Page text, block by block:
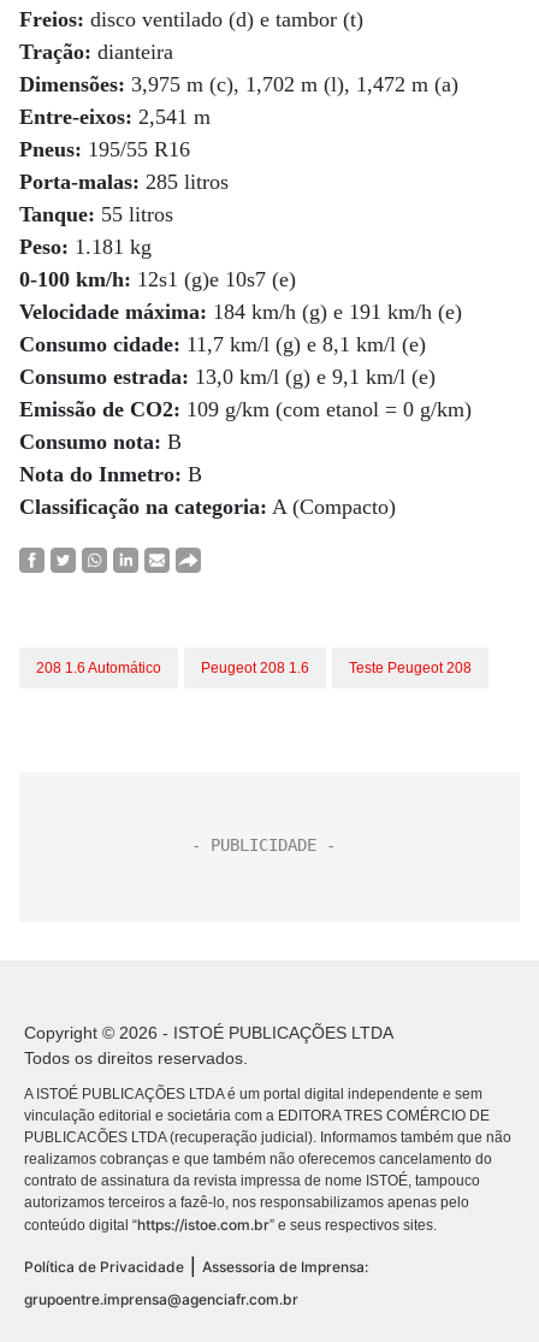
Freios: disco ventilado (d) e tambor (t)
Tração: dianteira
Dimensões: 3,975 m (c), 1,702 m (l), 1,472 m (a)
Entre-eixos: 2,541 m
Pneus: 195/55 R16
Porta-malas: 285 litros
Tanque: 55 litros
Peso: 1.181 kg
0-100 km/h: 12s1 (g)e 10s7 (e)
Velocidade máxima: 184 km/h (g) e 191 km/h (e)
Consumo cidade: 11,7 km/l (g) e 8,1 km/l (e)
Consumo estrada: 13,0 km/l (g) e 9,1 km/l (e)
Emissão de CO2: 109 g/km (com etanol = 0 g/km)
Consumo nota: B
Nota do Inmetro: B
Classificação na categoria: A (Compacto)
208 1.6 Automático Peugeot 208 1.6 Teste Peugeot 208
Copyright © 2026 - ISTOÉ PUBLICAÇÕES LTDA
Todos os direitos reservados.
A ISTOÉ PUBLICAÇÕES LTDA é um portal digital independente e sem
vinculação editorial e societária com a EDITORA TRES COMÉRCIO DE
PUBLICACÕES LTDA (recuperação judicial). Informamos também que não
realizamos cobranças e que também não oferecemos cancelamento do
contrato de assinatura da revista impressa de nome ISTOÉ, tampouco
autorizamos terceiros a fazê-lo, nos responsabilizamos apenas pelo
conteúdo digital “https://istoe.com.br” e seus respectivos sites.
Política de Privacidade
Assessoria de Imprensa:
grupoentre.imprensa@agenciafr.com.br